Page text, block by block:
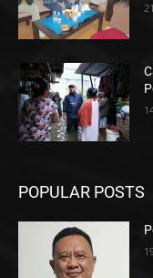
POPULAR POSTS